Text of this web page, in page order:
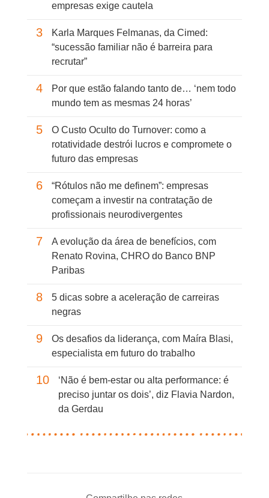
empresas exige cautela
3
Karla Marques Felmanas, da Cimed:
“sucessão familiar não é barreira para
recrutar”
4
Por que estão falando tanto de… ‘nem todo
mundo tem as mesmas 24 horas’
5
O Custo Oculto do Turnover: como a
rotatividade destrói lucros e compromete o
futuro das empresas
6
“Rótulos não me definem”: empresas
começam a investir na contratação de
profissionais neurodivergentes
7
A evolução da área de benefícios, com
Renato Rovina, CHRO do Banco BNP
Paribas
8
5 dicas sobre a aceleração de carreiras
negras
9
Os desafios da liderança, com Maíra Blasi,
especialista em futuro do trabalho
10
‘Não é bem-estar ou alta performance: é
preciso juntar os dois’, diz Flavia Nardon,
da Gerdau